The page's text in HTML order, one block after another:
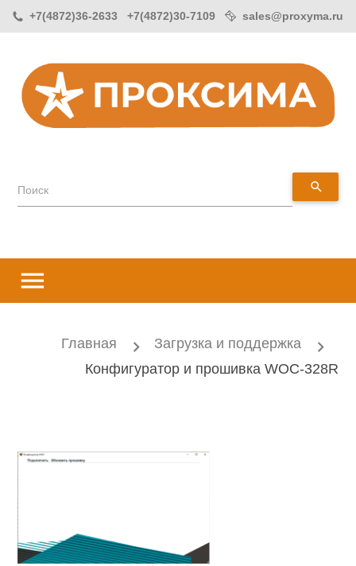
+7(4872)36-2633 +7(4872)30-7109 sales@proxyma.ru
Поиск search
menu
Главная
Загрузка и поддержка
Конфигуратор и прошивка WOC-328R